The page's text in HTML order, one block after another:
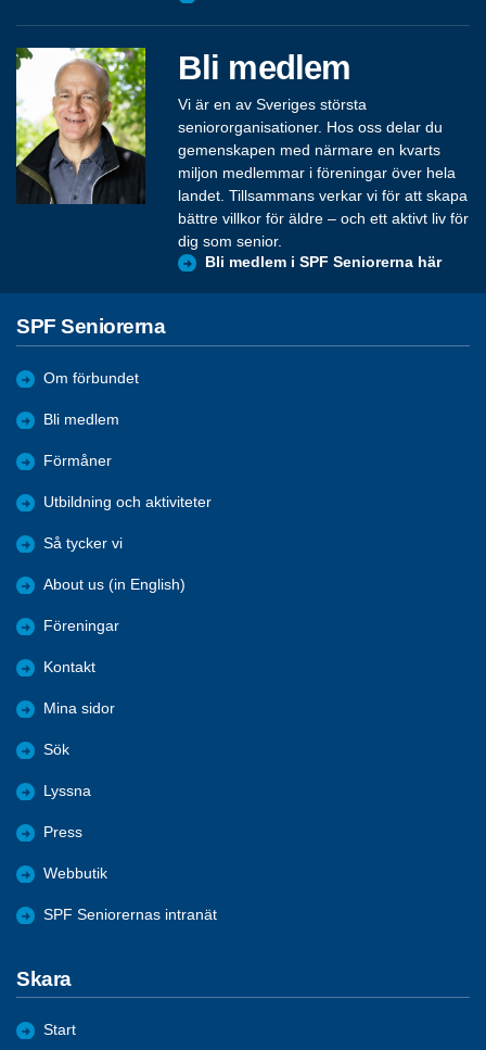
Bli medlem
Vi är en av Sveriges största
seniororganisationer. Hos oss delar du
gemenskapen med närmare en kvarts
miljon medlemmar i föreningar över hela
landet. Tillsammans verkar vi för att skapa
bättre villkor för äldre – och ett aktivt liv för
dig som senior.
Bli medlem i SPF Seniorerna här
SPF Seniorerna
Om förbundet
Bli medlem
Förmåner
Utbildning och aktiviteter
Så tycker vi
About us (in English)
Föreningar
Kontakt
Mina sidor
Sök
Lyssna
Press
Webbutik
SPF Seniorernas intranät
Skara
Start